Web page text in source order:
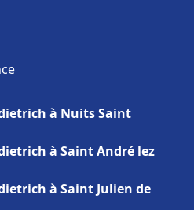
à Nuits Saint
à Saint André lez
à Saint Julien de